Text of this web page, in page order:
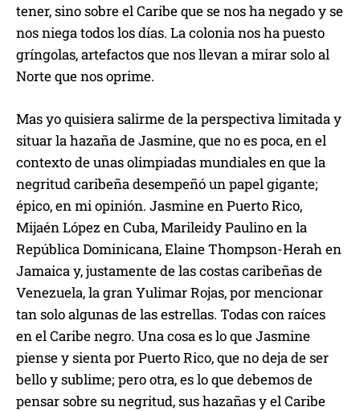
tener, sino sobre el Caribe que se nos ha negado y se
nos niega todos los días. La colonia nos ha puesto
gríngolas, artefactos que nos llevan a mirar solo al
Norte que nos oprime.
Mas yo quisiera salirme de la perspectiva limitada y
situar la hazaña de Jasmine, que no es poca, en el
contexto de unas olimpiadas mundiales en que la
negritud caribeña desempeñó un papel gigante;
épico, en mi opinión. Jasmine en Puerto Rico,
Mijaén López en Cuba, Marileidy Paulino en la
República Dominicana, Elaine Thompson-Herah en
Jamaica y, justamente de las costas caribeñas de
Venezuela, la gran Yulimar Rojas, por mencionar
tan solo algunas de las estrellas. Todas con raíces
en el Caribe negro. Una cosa es lo que Jasmine
piense y sienta por Puerto Rico, que no deja de ser
bello y sublime; pero otra, es lo que debemos de
pensar sobre su negritud, sus hazañas y el Caribe